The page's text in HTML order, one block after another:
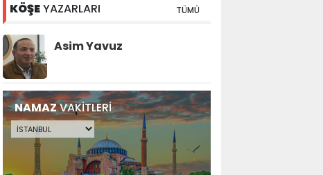
KÖŞEYAZARLARI TÜMÜ
Asim Yavuz
NAMAZVAKİTLERİ